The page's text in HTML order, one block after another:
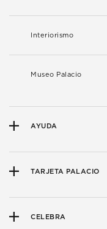
Interiorismo
Museo Palacio
AYUDA
TARJETA PALACIO
CELEBRA